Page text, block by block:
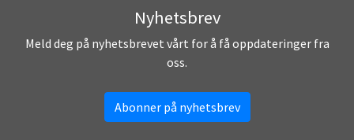
Nyhetsbrev
Meld deg på nyhetsbrevet vårt for å få oppdateringer fra
oss.
Abonner på nyhetsbrev